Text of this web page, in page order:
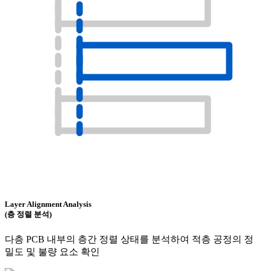
Layer Alignment Analysis
(층 정렬 분석)
다층 PCB 내부의 층간 정렬 상태를 분석하여 적층 공정의 정
밀도 및 불량 요소 확인